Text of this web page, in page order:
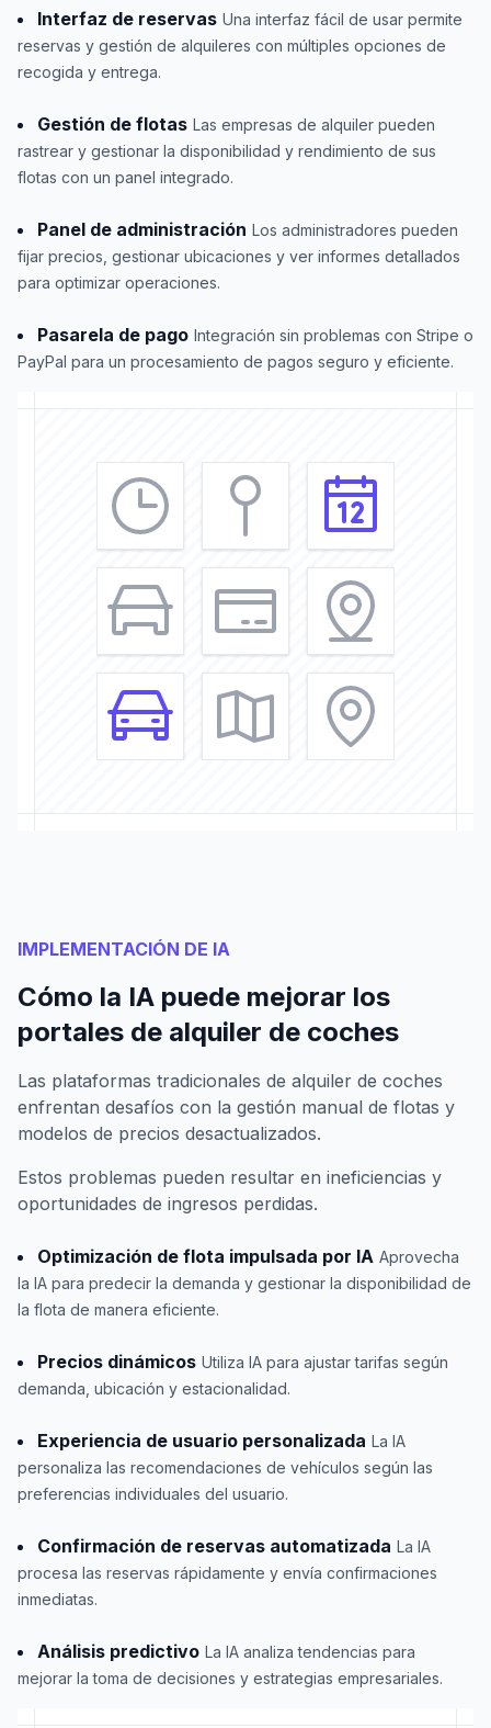
Interfaz de reservas Una interfaz fácil de usar permite
reservas y gestión de alquileres con múltiples opciones de
recogida y entrega.
Gestión de flotas Las empresas de alquiler pueden
rastrear y gestionar la disponibilidad y rendimiento de sus
flotas con un panel integrado.
Panel de administración Los administradores pueden
fijar precios, gestionar ubicaciones y ver informes detallados
para optimizar operaciones.
Pasarela de pago Integración sin problemas con Stripe o
PayPal para un procesamiento de pagos seguro y eficiente.
IMPLEMENTACIÓN DE IA
Cómo la IA puede mejorar los
portales de alquiler de coches
Las plataformas tradicionales de alquiler de coches
enfrentan desafíos con la gestión manual de flotas y
modelos de precios desactualizados.
Estos problemas pueden resultar en ineficiencias y
oportunidades de ingresos perdidas.
Optimización de flota impulsada por IA Aprovecha
la IA para predecir la demanda y gestionar la disponibilidad de
la flota de manera eficiente.
Precios dinámicos Utiliza IA para ajustar tarifas según
demanda, ubicación y estacionalidad.
Experiencia de usuario personalizada La IA
personaliza las recomendaciones de vehículos según las
preferencias individuales del usuario.
Confirmación de reservas automatizada La IA
procesa las reservas rápidamente y envía confirmaciones
inmediatas.
Análisis predictivo La IA analiza tendencias para
mejorar la toma de decisiones y estrategias empresariales.